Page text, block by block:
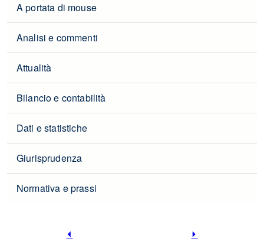
A portata di mouse
Analisi e commenti
Attualità
Bilancio e contabilità
Dati e statistiche
Giurisprudenza
Normativa e prassi